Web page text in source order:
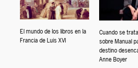
El mundo de los libros en la
Francia de Luis XVI
Cuando se
sobre Manual
destino
Anne Boyer